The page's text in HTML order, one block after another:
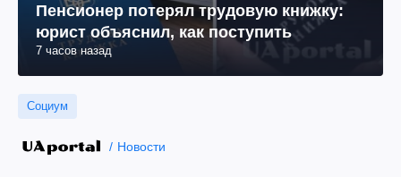
Пенсионер потерял трудовую книжку:
юрист объяснил, как поступить
7 часов назад
Социум
Новости